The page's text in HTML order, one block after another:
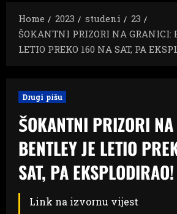
Home
2023 studeni
23
ŠOKANTNI PRIZORI NA GRANICI:
LETIO PREKO 160 NA SAT, PA
Drugi pišu
ŠOKANTNI PRIZORI
BENTLEY JE LETIO
SAT, PA EKSPLODIRAO!
Link na izvornu vijest